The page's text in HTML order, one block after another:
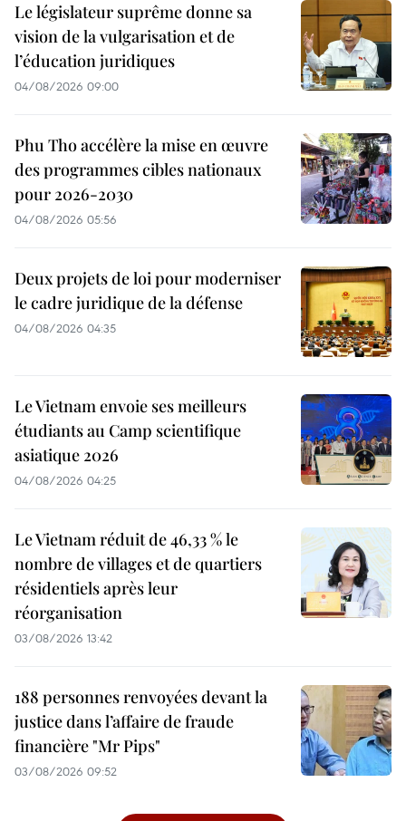
Le législateur suprême donne sa
vision de la vulgarisation et de
l’éducation juridiques
04/08/2026 09:00
Phu Tho accélère la mise en œuvre
des programmes cibles nationaux
pour 2026-2030
04/08/2026 05:56
Deux projets de loi pour moderniser
le cadre juridique de la défense
04/08/2026 04:35
Le Vietnam envoie ses meilleurs
étudiants au Camp scientifique
asiatique 2026
04/08/2026 04:25
Le Vietnam réduit de 46,33 % le
nombre de villages et de quartiers
résidentiels après leur
réorganisation
03/08/2026 13:42
188 personnes renvoyées devant la
justice dans l’affaire de fraude
financière "Mr Pips"
03/08/2026 09:52